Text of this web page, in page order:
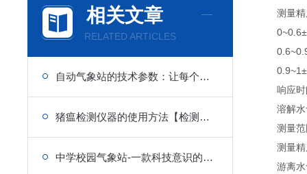
相关文章
RELATED ARTICLES
自动气象站的技术参数：让每个人都成为气象专家
猪瘟检测仪器的使用方法【检测方便】
中学校园气象站-一款科技意识的校园气象站【校园|科技】
测量精
响应时
溶解水
测量范围
测量精
游离水